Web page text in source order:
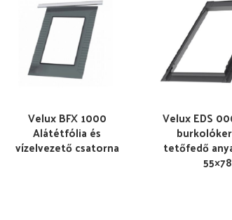
Velux BFX 1000
Alátétfólia és
vízelvezető csatorna
Velux EDS
tetőfedő
55×78